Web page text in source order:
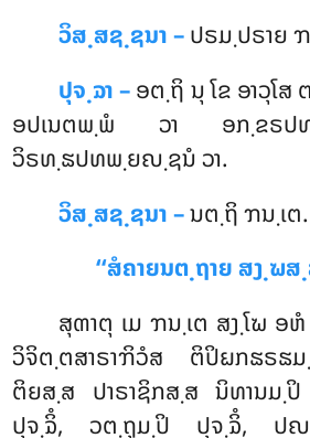
ວິສ຺ສຊ຺ຊນາ –ປຣມ຺ປຣາຍ
ປຸຈ຺ຉາ –ອຕ຺ຖິ ນຸ ໂຂ ອາວຸໂ
ອປເນຕພ຺ພໍ ວາ ອກ຺ຂຣປ
ວິຣທ຺ຘປທພ຺ຍຎ຺ຊນໍ ວາ.
ວິສ຺ສຊ຺ຊນາ –ນຕ຺ຖິ ຠນ຺ເຕ.
‘‘ສໍຄາຍນຕ຺ຖາຍ ສງ຺ຆສ຺
ສຸຓາຕຸ ເມ ຠນ຺ເຕ ສງ຺ໂຆ ອ
ວິຈິຕ຺ຕສາຣາຠິວໍສ ຕິປິຏກຘຣ
ຕິຍສ຺ສ ປາຣາຊິກສ຺ສ ນິທານມ຺
ປຸຈ຺ຉິໍ, ວຕ຺ຖຸມ຺ປິ ປຸຈ຺ຉິໍ, ປ